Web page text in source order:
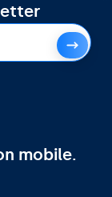
mobile.